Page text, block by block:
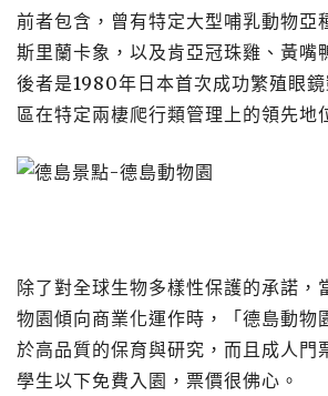
前者包含，曾有特定大型哺乳動物亞
斯里蘭卡象，以及肯亞冠珠雞、黃嘴
後者是1980年日本首次成功繁殖眼
區在特定兩棲爬行類管理上的領先地
除了對全球生物多樣性保護的承諾，
物園傾向商業化運作時，「德島動物
於高品質的保育與研究，而且成人
學生以下免費入園，票價很佛心。